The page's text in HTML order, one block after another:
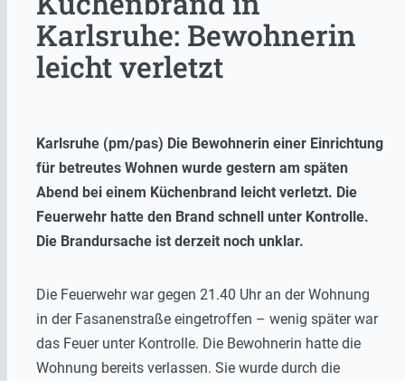
Karlsruhe: Bewohnerin
leicht verletzt
Karlsruhe (pm/pas) Die Bewohnerin einer Einrichtung
für betreutes Wohnen wurde gestern am späten
Abend bei einem Küchenbrand leicht verletzt. Die
Feuerwehr hatte den Brand schnell unter Kontrolle.
Die Brandursache ist derzeit noch unklar.
Die Feuerwehr war gegen 21.40 Uhr an der Wohnung
in der Fasanenstraße eingetroffen – wenig später war
das Feuer unter Kontrolle. Die Bewohnerin hatte die
Wohnung bereits verlassen. Sie wurde durch die